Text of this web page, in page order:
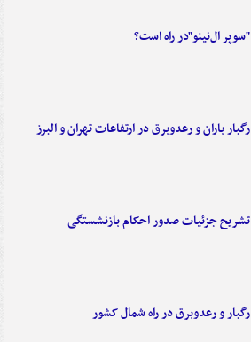
"سوپر ال‌نینو"در راه است؟
رگبار باران و رعدوبرق در ارتفاعات تهران و البرز
تشریح جزئیات صدور احکام بازنشستگی
رگبار و رعدوبرق در راه شمال کشور